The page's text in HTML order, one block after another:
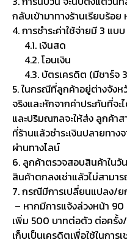
กลับเข้ามาทางร้านเรียบร้อย
4. การชำระค่าใช้จ่ายมี 3 แบบ
4.1. เงินสด
4.2. โอนเงิน
4.3. บัตรเครดิต (มีชาร์จ
5. ในกรณีที่ลูกค้าอยู่ต่างจังห
จริงและหักจากค่าประกันที่จ
และปริมณฑลจะให้ส่ง ลูกค้าส
ที่ร้านแล้วชำระเงินปลายทา
ผ่านทางไลน์
6. ลูกค้าตรวจสอบสินค้าในวั
สินค้าตกลงเช่าแล้วไม่สามา
7. กรณีมีการเปลี่ยนแปลง/ย
– หากมีการแจ้งล่วงหน้า
เพิ่ม 500 บาทต่อตัว ต่อครั้ง
เก็บเป็นเครดิตเพื่อใช้ในกา